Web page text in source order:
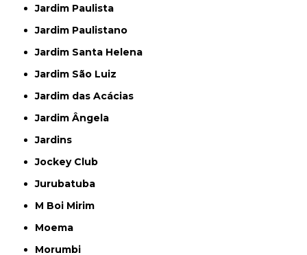
Jardim Paulista
Jardim Paulistano
Jardim Santa Helena
Jardim São Luiz
Jardim das Acácias
Jardim Ângela
Jardins
Jockey Club
Jurubatuba
M Boi Mirim
Moema
Morumbi